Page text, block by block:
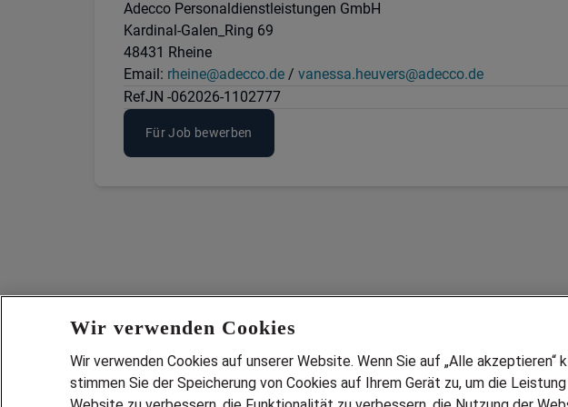
Adecco Personaldienstleistungen GmbH
Kardinal-Galen_Ring 69
48431 Rheine
Email: rheine@adecco.de / vanessa.heuvers@adecco.de
RefJN -062026-1102777
Für Job bewerben
Wir verwenden Cookies
Wir verwenden Cookies auf unserer Website. Wenn Sie auf „Alle akzeptieren“
stimmen Sie der Speicherung von Cookies auf Ihrem Gerät zu, um die